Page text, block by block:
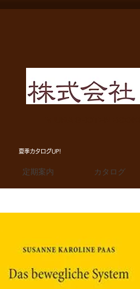
夏季カタログUP!
定期案内 カタログ